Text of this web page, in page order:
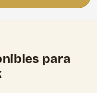
para